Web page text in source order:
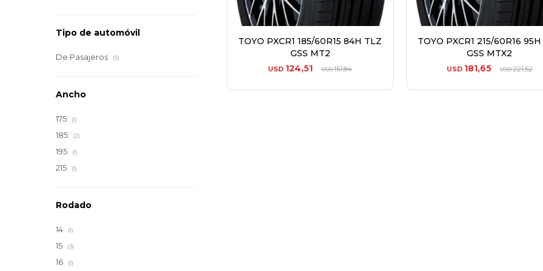
TOYO PXCR1 185/60R15 84H TLZ
GSS MT2
USD 124,51 USD151,84
TOYO PXCR1 215/60R16
GSS MTX2
USD 181,65 USD221,52
Tipo de automóvil
De Pasajeros (5)
Ancho
175 (1)
185 (2)
195 (1)
215 (1)
Rodado
14 (1)
15 (3)
16 (1)